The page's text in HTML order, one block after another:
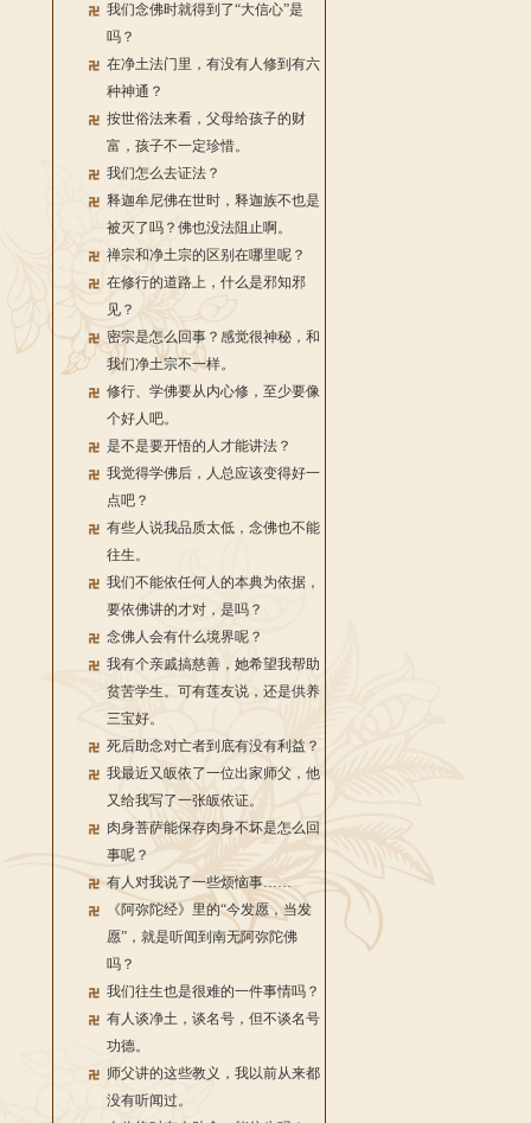
我们念佛时就得到了“大信心”是
吗？
在净土法门里，有没有人修到有六
种神通？
按世俗法来看，父母给孩子的财
富，孩子不一定珍惜。
我们怎么去证法？
释迦牟尼佛在世时，释迦族不也是
被灭了吗？佛也没法阻止啊。
禅宗和净土宗的区别在哪里呢？
在修行的道路上，什么是邪知邪
见？
密宗是怎么回事？感觉很神秘，和
我们净土宗不一样。
修行、学佛要从内心修，至少要像
个好人吧。
是不是要开悟的人才能讲法？
我觉得学佛后，人总应该变得好一
点吧？
有些人说我品质太低，念佛也不能
往生。
我们不能依任何人的本典为依据，
要依佛讲的才对，是吗？
念佛人会有什么境界呢？
我有个亲戚搞慈善，她希望我帮助
贫苦学生。可有莲友说，还是供养
三宝好。
死后助念对亡者到底有没有利益？
我最近又皈依了一位出家师父，他
又给我写了一张皈依证。
肉身菩萨能保存肉身不坏是怎么回
事呢？
有人对我说了一些烦恼事……
《阿弥陀经》里的“今发愿，当发
愿”，就是听闻到南无阿弥陀佛
吗？
我们往生也是很难的一件事情吗？
有人谈净土，谈名号，但不谈名号
功德。
师父讲的这些教义，我以前从来都
没有听闻过。